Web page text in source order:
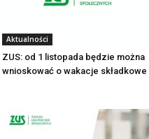
Aktualności
ZUS: od 1 listopada będzie można
wnioskować o wakacje składkowe